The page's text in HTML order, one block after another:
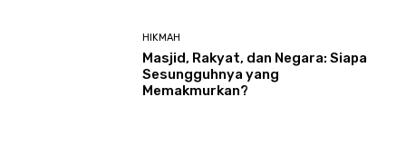
HIKMAH
Masjid, Rakyat, dan Negara: Siapa
Sesungguhnya yang
Memakmurkan?